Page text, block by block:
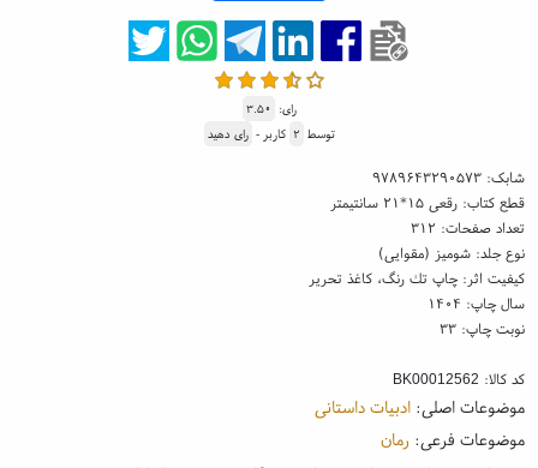
رای: ۳.۵۰
توسط ۲ کاربر - رای دهید
شابک:۹۷۸۹۶۴۳۲۹۰۵۷۳
قطع کتاب: رقعی ۱۵*۲۱ سانتیمتر
تعداد صفحات: ۳۱۲
نوع جلد: شومیز (مقوایی)
کیفیت اثر: چاپ تك رنگ، کاغذ تحریر
سال چاپ: ۱۴۰۴
نوبت چاپ: ۳۳
کد کالا: BK00012562
موضوعات اصلی:ادبیات داستانی
موضوعات فرعی: رمان